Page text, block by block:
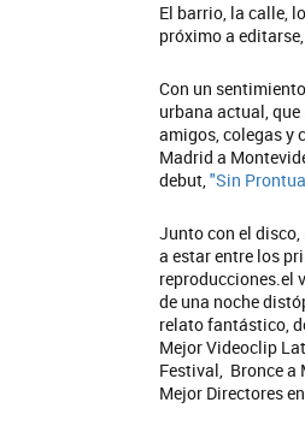
El barrio, la calle,
próximo a
Con un
urbana actual,
amigos, colegas y
Madrid a
debut,"Sin
Junto con el
a estar entre los
reproducciones.el
de una noche
relato fantástico,
Mejor Videoclip
Festival, Bronce a
Mejor Directores